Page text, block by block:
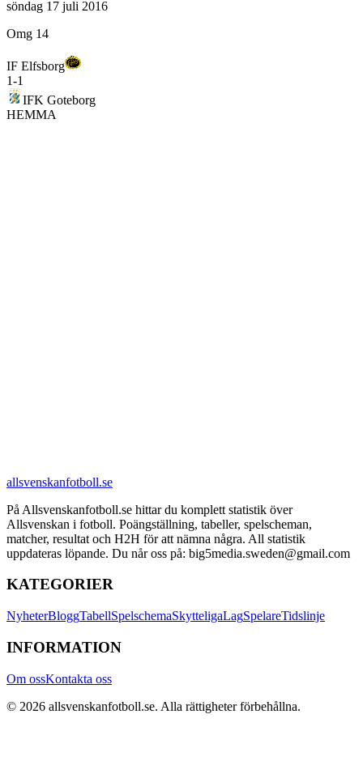
söndag 17 juli 2016
Omg 14
IF Elfsborg
1-1
IFK Goteborg
HEMMA
allsvenskanfotboll.se
På Allsvenskanfotboll.se hittar du komplett statistik över
Allsvenskan i fotboll. Poängställning, tabeller, spelscheman,
matcher, resultat och H2H för att nämna några. All statistik
uppdateras löpande. Du når oss på: big5media.sweden@gmail.com
KATEGORIER
NyheterBloggTabellSpelschemaSkytteligaLagSpelareTidslinje
INFORMATION
Om ossKontakta oss
© 2026 allsvenskanfotboll.se. Alla rättigheter förbehållna.